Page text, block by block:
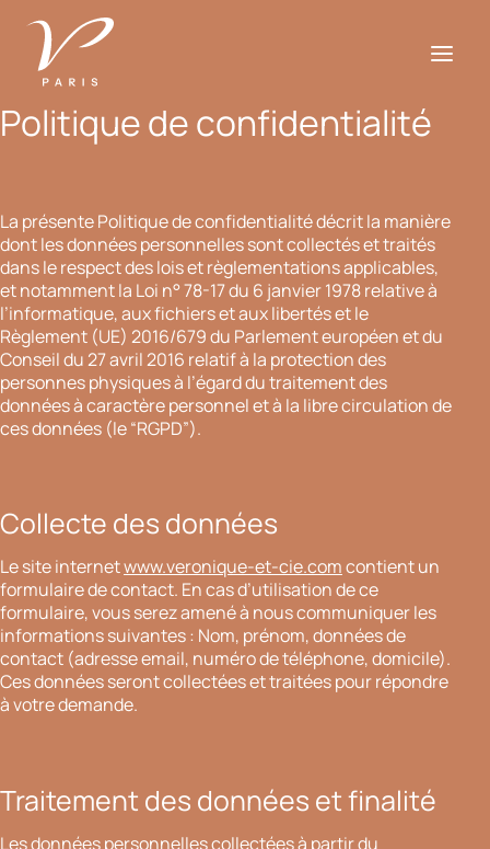
Mes univers de création
L’atelier
Véronique
Découvrir nosboutiques
Politique de confidentialité
La présente Politique de confidentialité décrit la manière
dont les données personnelles sont collectés et traités
dans le respect des lois et règlementations applicables,
et notamment la Loi n° 78-17 du 6 janvier 1978 relative à
l’informatique, aux fichiers et aux libertés et le
Règlement (UE) 2016/679 du Parlement européen et du
Conseil du 27 avril 2016 relatif à la protection des
personnes physiques à l’égard du traitement des
données à caractère personnel et à la libre circulation de
ces données (le “RGPD”).
Collecte des données
Le site internetwww.veronique-et-cie.comcontient un
formulaire de contact. En cas d’utilisation de ce
formulaire, vous serez amené à nous communiquer les
informations suivantes : Nom, prénom, données de
contact (adresse email, numéro de téléphone, domicile).
Ces données seront collectées et traitées pour répondre
à votre demande.
Traitement des données et finalité
Les données personnelles collectées à partir du